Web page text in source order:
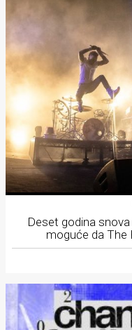
Deset godina
moguće da The